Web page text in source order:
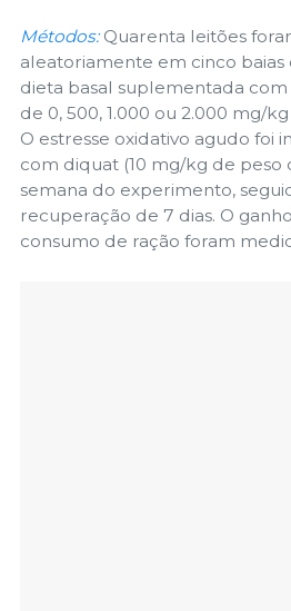
Métodos:Quarenta leitões
aleatoriamente em cinco
dieta basal suplementada com
de 0, 500, 1.000 ou 2.000 mg/
O estresse oxidativo agudo foi
com diquat (10 mg/kg de
semana do experimento,
recuperação de 7 dias. O
consumo de ração foram